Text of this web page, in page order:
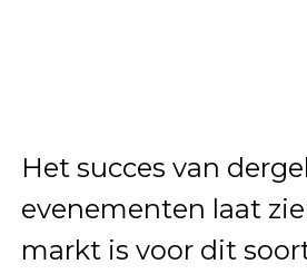
Het succes van
evenementen laat
markt is voor dit